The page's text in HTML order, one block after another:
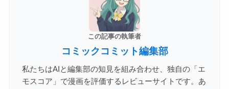
この記事の執筆者
コミックコミット編集部
私たちはAIと編集部の知見を組み合わせ、独自の「エ
モスコア」で漫画を評価するレビューサイトです。あ